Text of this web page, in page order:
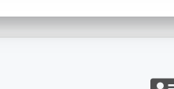
© 2026 Agrupamento de